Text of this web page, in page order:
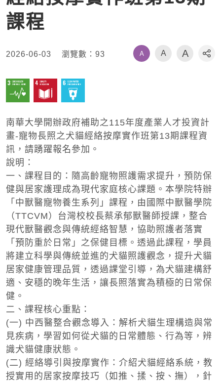
課程
2026-06-03 瀏覽數： 93 A A A
社
南華大學開辦政府補助之115年度產業人才投資計
畫-寵物長照之犬貓經絡按摩實作班第13期課程資
訊，請踴躍報名參加。
說明：
一、課程目的：隨高齡寵物照護需求提升，預防保
健與居家護理成為現代家庭核心課題。本學院特辦
「中獸醫寵物養生系列」課程，由國際中獸醫學院
（TTCVM ）台灣校校長蔡承郁獸醫師授課，整合
現代獸醫觀念與傳統經絡智慧，協助照護者落實
「預防重於日常」之保健目標。透過此課程，學員
將建立科學與傳統並進的犬貓照護觀念，提升犬貓
居家健康管理品質，透過課堂引導，為犬貓建構舒
適、安穩的晚年生活，讓長照落實為積極的日常保
健。
二、課程核心重點：
(一) 中西醫整合觀念導入：解析犬貓生理構造與常
見疾病，學習如何從犬貓的日常體態、行為等，辨
識犬貓健康狀態。
(二) 經絡導引與按摩實作：介紹犬貓經絡系統，教
授實用的居家按摩技巧（如推、揉、按、撫），針